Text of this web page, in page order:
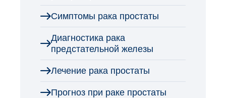
Симптомы рака простаты
Диагностика рака
предстательной железы
Лечение рака простаты
Прогноз при раке простаты